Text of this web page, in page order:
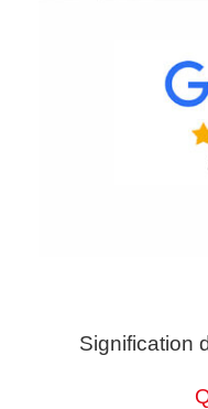
Signification